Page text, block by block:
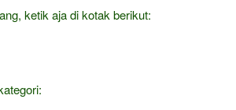
ketik aja di kotak berikut: